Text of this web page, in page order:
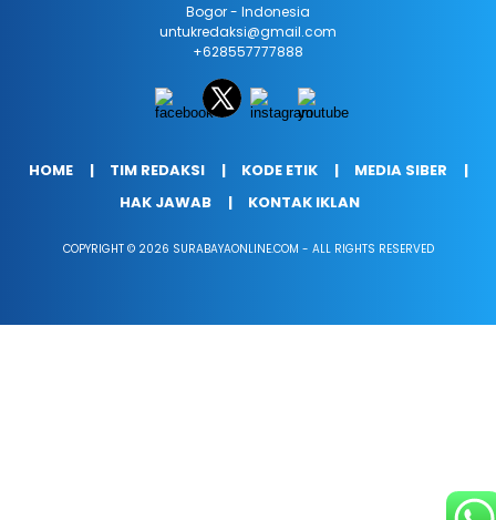
Bogor - Indonesia
untukredaksi@gmail.com
+628557777888
HOME TIM REDAKSI KODE ETIK
MEDIA SIBER
HAK JAWAB
KONTAK IKLAN
COPYRIGHT © 2026 SURABAYAONLINE.COM - ALL RIGHTS RESERVED